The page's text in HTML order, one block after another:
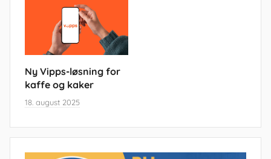
Ny Vipps-løsning for
kaffe og kaker
18. august 2025